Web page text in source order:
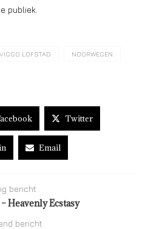
publiek.
LOFSTAD NOORWEGEN
Twitter
Email
bericht
Heavenly Ecstasy
bericht